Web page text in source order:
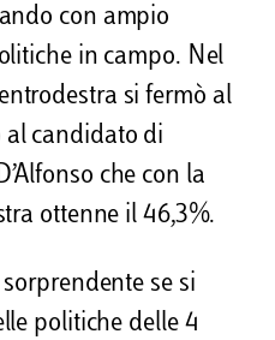
con ampio
in campo. Nel
si fermò al
al candidato di
che con la
ottenne il 46,3%.
se si
politiche delle 4